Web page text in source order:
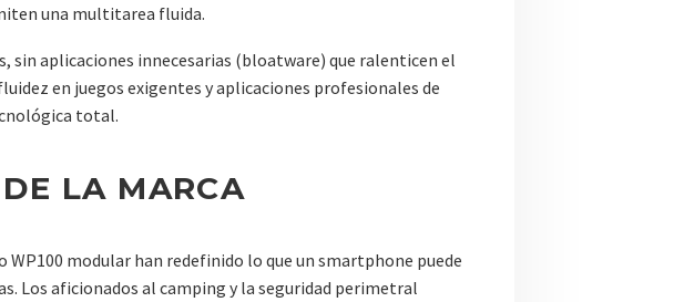
una multitarea fluida.
sin aplicaciones innecesarias (bloatware) que ralenticen el
en juegos exigentes y aplicaciones profesionales de
total.
LA MARCA
WP100 modular han redefinido lo que un smartphone puede
Los aficionados al camping y la seguridad perimetral